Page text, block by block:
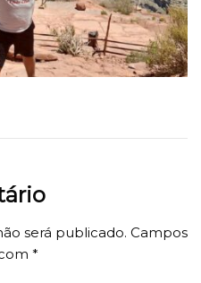
será publicado. Campos
*